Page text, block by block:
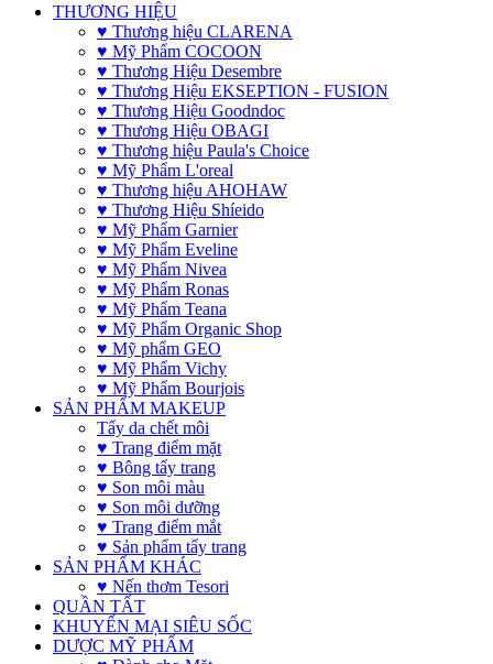
THƯƠNG HIỆU
♥ Thương hiệu CLARENA
♥ Mỹ Phẩm COCOON
♥ Thương Hiệu Desembre
♥ Thương Hiệu EKSEPTION - FUSION
♥ Thương Hiệu Goodndoc
♥ Thương Hiệu OBAGI
♥ Thương hiệu Paula's Choice
♥ Mỹ Phẩm L'oreal
♥ Thương hiệu AHOHAW
♥ Thương Hiệu Shíeido
♥ Mỹ Phẩm Garnier
♥ Mỹ Phẩm Eveline
♥ Mỹ Phẩm Nivea
♥ Mỹ Phẩm Ronas
♥ Mỹ Phẩm Teana
♥ Mỹ Phẩm Organic Shop
♥ Mỹ phẩm GEO
♥ Mỹ Phẩm Vichy
♥ Mỹ Phẩm Bourjois
SẢN PHẨM MAKEUP
Tẩy da chết môi
♥ Trang điểm mặt
♥ Bông tẩy trang
♥ Son môi màu
♥ Son môi dưỡng
♥ Trang điểm mắt
♥ Sản phẩm tẩy trang
SẢN PHẨM KHÁC
♥ Nến thơm Tesori
QUẦN TẤT
KHUYẾN MẠI SIÊU SỐC
DƯỢC MỸ PHẨM